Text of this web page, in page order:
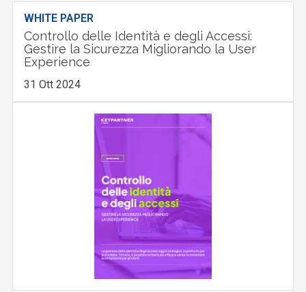
WHITE PAPER
Controllo delle Identità e degli Accessi:
Gestire la Sicurezza Migliorando la User
Experience
31 Ott 2024